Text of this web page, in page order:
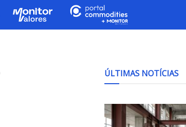
ÚLTIMAS NOTÍCIAS